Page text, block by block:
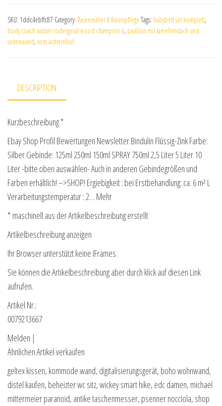
SKU: 1ddc4ebffc87 Category: Rasenmäher & Rasenpflege Tags: babybett set komplett,
body coach wasser-rudergerät wood champion ii, pavillon mit lamellendach und
seitenwand, vom achternhof
DESCRIPTION
Kurzbeschreibung *
Ebay Shop Profil Bewertungen Newsletter Bindulin Flüssig-Zink Farbe:
Silber Gebinde: 125ml 250ml 150ml SPRAY 750ml 2,5 Liter 5 Liter 10
Liter -bitte oben auswählen- Auch in anderen Gebindegrößen und
Farben erhältlich! –>SHOP! Ergiebigkeit : bei Erstbehandlung: ca. 6 m² L
Verarbeitungstemperatur : 2… Mehr
* maschinell aus der Artikelbeschreibung erstellt
Artikelbeschreibung anzeigen
Ihr Browser unterstützt keine IFrames.
Sie können die Artikelbeschreibung aber durch klick auf diesen Link
aufrufen.
Artikel Nr.:
0079213667
Melden |
Ähnlichen Artikel verkaufen
geltex kissen, kommode wand, digitalisierungsgerät, boho wohnwand,
distel kaufen, beheizter wc sitz, wickey smart hike, edc damen, michael
mittermeier paranoid, antike taschenmesser, psenner nocciola, shop